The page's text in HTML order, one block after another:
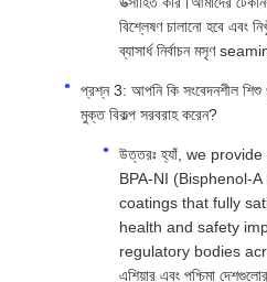
বিশ্লেষণ চালানো হবে এবং
ব্যাসার্ধ নির্বাচন মসৃণ
প্রশ্ন 3: আপনি কি সংবেদনশীল শিশু
মুক্ত বিকল্প সরবরাহ করেন?
উত্তরঃ হ্যাঁ, we
BPA-NI (Bisphenol-
coatings that fully
health and safety
regulatory bodies
এশিয়ার এবং পশ্চিমা